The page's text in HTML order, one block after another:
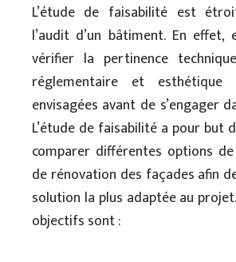
L’étude de faisabilité est
l’audit d’un bâtiment. En
vérifier la pertinence
réglementaire et esthétique
envisagées avant de s’engager
L’étude de faisabilité a pour but
comparer différentes options
de rénovation des façades afin
solution la plus adaptée au
objectifs sont :